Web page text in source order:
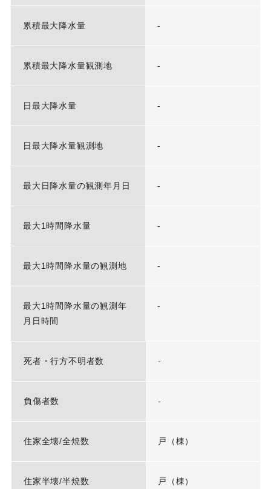
累積最大降水量 -
累積最大降水量観測地 -
日最大降水量 -
日最大降水量観測地 -
最大日降水量の観測年月日 -
最大1時間降水量 -
最大1時間降水量の観測地 -
最大1時間降水量の観測年
月日時間
-
死者・行方不明者数 -
負傷者数 -
住家全壊/全焼数 戸（棟）
住家半壊/半焼数 戸（棟）